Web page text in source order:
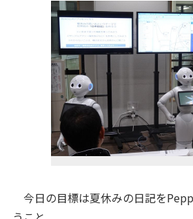
今日の目標は夏休みの日記を